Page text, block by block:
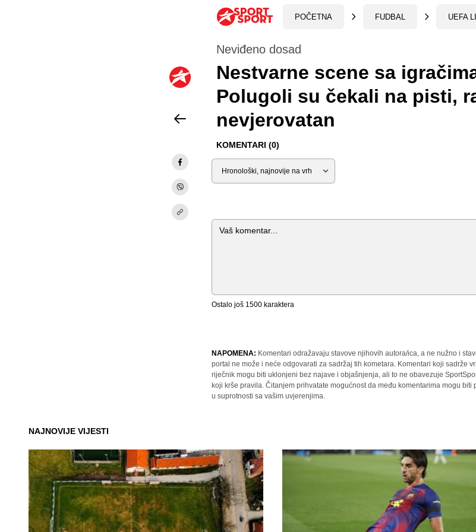
POČETNA FUDBAL UEFA
Neviđeno dosad
Nestvarne scene sa
Polugoli su čekali na pisti,
nevjerovatan
KOMENTARI (0)
Sortiraj
Komentar
Ostalo još 1500 karaktera
NAPOMENA: Komentari odražavaju stavove njihovih autora/ica, a ne nužno i
portal ne može i neće odgovarati za sadržaj tih kometara. Komentari koji sadrže
riječnik mogu biti uklonjeni bez najave i objašnjenja, ali to ne obavezuje
koji krše pravila. Čitanjem prihvatate mogućnost da među komentarima mogu
u suprotnosti sa vašim uvjerenjima.
NAJNOVIJE VIJESTI